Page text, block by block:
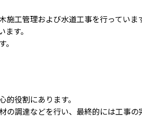
工管理および水道工事を行っていま
す。
役割にあります。
調達などを行い、最終的には工事の